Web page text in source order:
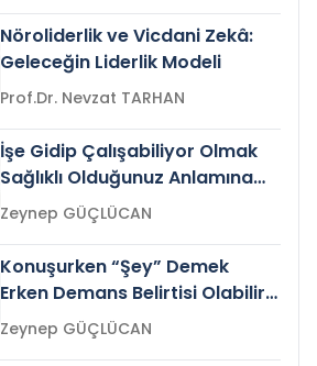
Nöroliderlik ve Vicdani Zekâ:
Geleceğin Liderlik Modeli
Prof.Dr. Nevzat TARHAN
İşe Gidip Çalışabiliyor Olmak
Sağlıklı Olduğunuz Anlamına
Gelir mi?Zeynep GÜÇLÜCAN
Konuşurken “Şey” Demek
Erken Demans Belirtisi Olabilir
mi?
Zeynep GÜÇLÜCAN